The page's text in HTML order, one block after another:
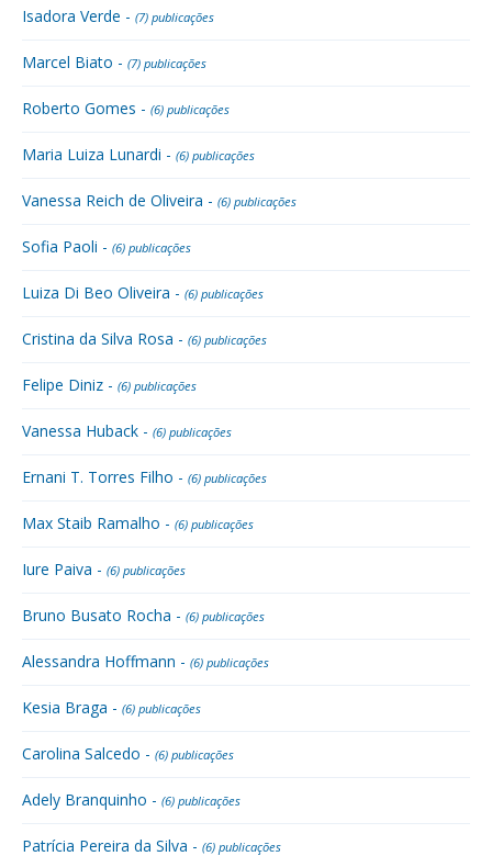
Isadora Verde - (7) publicações
Marcel Biato - (7) publicações
Roberto Gomes - (6) publicações
Maria Luiza Lunardi - (6) publicações
Vanessa Reich de Oliveira - (6) publicações
Sofia Paoli - (6) publicações
Luiza Di Beo Oliveira - (6) publicações
Cristina da Silva Rosa - (6) publicações
Felipe Diniz - (6) publicações
Vanessa Huback - (6) publicações
Ernani T. Torres Filho - (6) publicações
Max Staib Ramalho - (6) publicações
Iure Paiva - (6) publicações
Bruno Busato Rocha - (6) publicações
Alessandra Hoffmann - (6) publicações
Kesia Braga - (6) publicações
Carolina Salcedo - (6) publicações
Adely Branquinho - (6) publicações
Patrícia Pereira da Silva - (6) publicações